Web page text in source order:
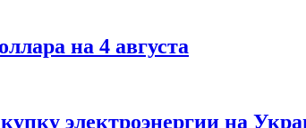
на 4 августа
электроэнергии на